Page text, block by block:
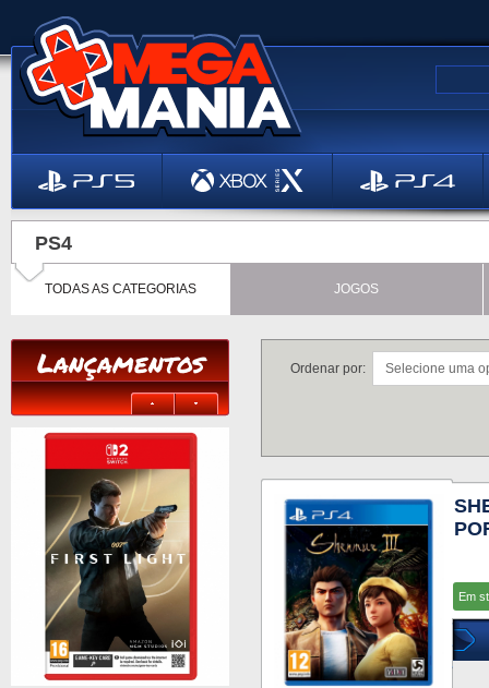
PS4
TODAS AS CATEGORIAS JOGOS
Lançamentos Ordenar por:
Em